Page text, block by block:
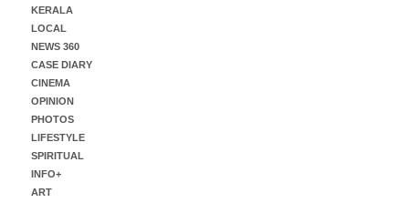
KERALA
LOCAL
NEWS 360
CASE DIARY
CINEMA
OPINION
PHOTOS
LIFESTYLE
SPIRITUAL
INFO+
ART